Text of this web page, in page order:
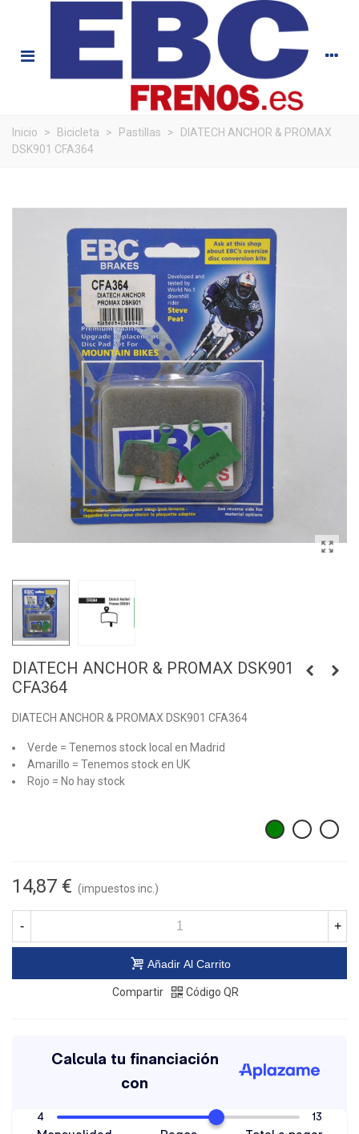
Inicio > Bicicleta > Pastillas >
DIATECH ANCHOR & PROMAX
DSK901 CFA364
DIATECH ANCHOR & PROMAX DSK901
CFA364
DIATECH ANCHOR & PROMAX DSK901 CFA364
Verde = Tenemos stock local en Madrid
Amarillo = Tenemos stock en UK
Rojo = No hay stock
14,87 € (impuestos inc.)
- +
Añadir Al Carrito
Compartir Código QR